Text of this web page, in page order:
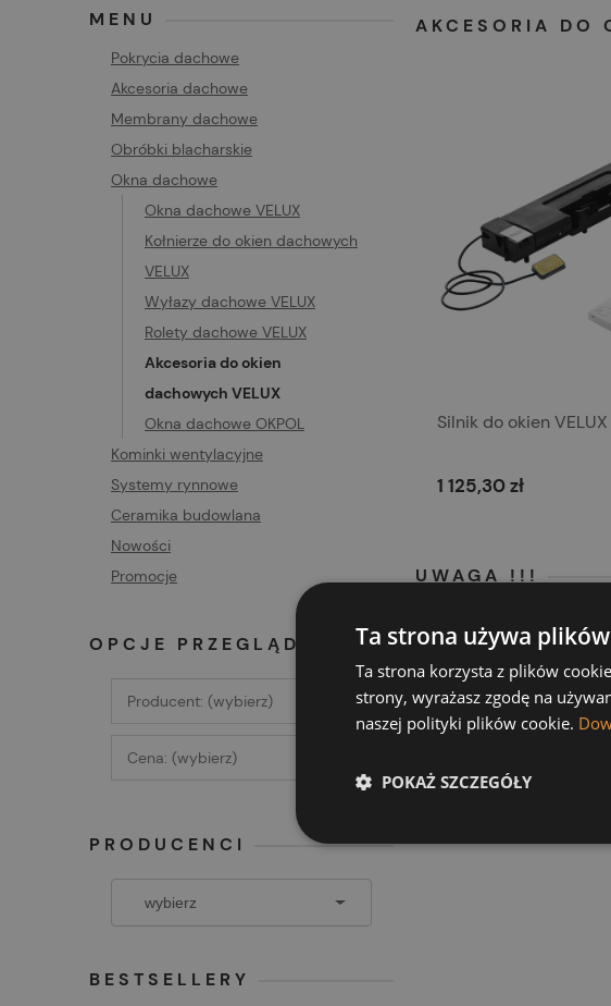
MENU
Pokrycia dachowe
Akcesoria dachowe
Membrany dachowe
Obróbki blacharskie
Okna dachowe
Okna dachowe VELUX
Kołnierze do okien dachowych
VELUX
Wyłazy dachowe VELUX
Rolety dachowe VELUX
Akcesoria do okien
dachowych VELUX
Okna dachowe OKPOL
Kominki wentylacyjne
Systemy rynnowe
Ceramika budowlana
Nowości
Promocje
OPCJE PRZEGLĄDANIA
Producent: (wybierz)
Cena: (wybierz)
PRODUCENCI
BESTSELLERY
AKCESORIA DO
Silnik do okien
1 125,30 zł
UWAGA !!!
Darmowa dostawa
Ta strona używa
Ta strona korzysta z plików
strony, wyrażasz zgodę na
naszej polityki plików cookie.
POKAŻ SZCZEGÓŁY